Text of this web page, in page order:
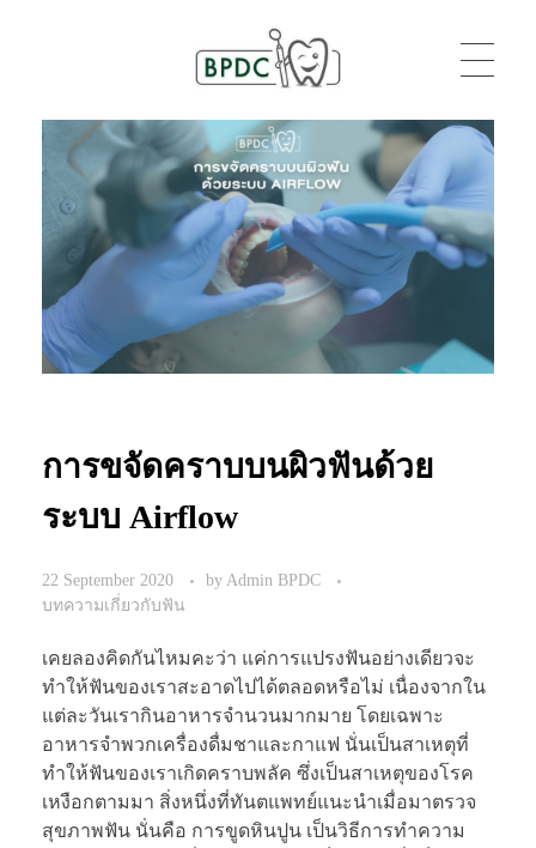
BPDC
การขจัดคราบบนผิวฟันด้วย
ระบบ Airflow
22 September 2020 byAdmin BPDC
บทความเกี่ยวกับฟัน
เคยลองคิดกันไหมคะว่า แค่การแปรงฟันอย่างเดียวจะ
ทำให้ฟันของเราสะอาดไปได้ตลอดหรือไม่ เนื่องจากใน
แต่ละวันเรากินอาหารจำนวนมากมาย โดยเฉพาะ
อาหารจำพวกเครื่องดื่มชาและกาแฟ นั่นเป็นสาเหตุที่
ทำให้ฟันของเราเกิดคราบพลัค ซึ่งเป็นสาเหตุของโรค
เหงือกตามมา สิ่งหนึ่งที่ทันตแพทย์แนะนำเมื่อมาตรวจ
สุขภาพฟัน นั่นคือ การขูดหินปูน เป็นวิธีการทำความ